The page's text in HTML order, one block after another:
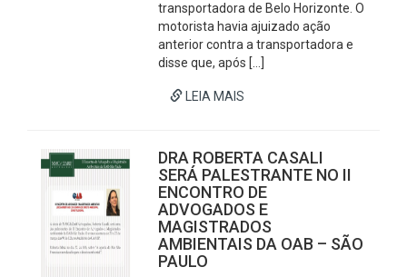
transportadora de Belo Horizonte. O
motorista havia ajuizado ação
anterior contra a transportadora e
disse que, após […]
LEIA MAIS
DRA ROBERTA CASALI
SERÁ PALESTRANTE NO II
ENCONTRO DE
ADVOGADOS E
MAGISTRADOS
AMBIENTAIS DA OAB – SÃO
PAULO